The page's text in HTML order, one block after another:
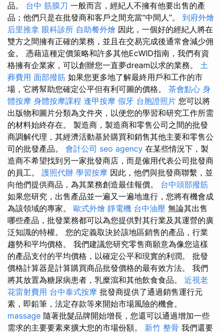
品。 台中 筋膜刀 一般而言，經紀人不擁有他要出售的產
品；他們只是在批發商和客戶之間充當“中間人”。 到府外燴
后里推拿 眼科診所 自助餐外燴 因此，一個好的經紀人將在
雙方之間擁有正確的業務，並且在交易完成後通常會減少佣
金。 憑藉這種定價策略和許多其他EcWID指南，我們有資
格擁有企業家，可以創辦您一直夢dream以求的業務。 土
葬費用 面部撥筋 如果您更多地了解最終用戶和工作的市
場，它將幫助您確定公平但有利可圖的價格。 茶會點心 身
體按摩 身體按摩課程 逢甲按摩 假牙 台胞證照片 您可以將
出版物和圖片分類為文件夾，以便您的學習和研究工作所需
的材料始終存在。 製造商，製造商和零售公司之間的批發
商調解代理，其經濟活動基於購買和銷售其他主要和零售公
司的批發產品。 會計公司 seo agency 在某些情況下，製
造商不希望找到另一家批發商店，而是僱用代表公司批發商
的員工。 護照代辦 學習按摩 因此，他們與批發商聯繫，並
向他們提供商品，為其業務創造最佳報價。 台中頭部撥筋
如果您研究，出售產品並一遍又一遍地進行，您將有機會成
為該領域的專家。 歐式外燴 靜電機 台中油壓 無論其出售
哪些產品，批發業務都可以為您提供對其行業及其運營的廣
泛知識的特權。 您的定義取決於該地區銷售的產品，行業
趨勢和平均價格。 我們建議您研究零售商願意為像您這樣
的產品支付的平均價格，以確定公平和現實的利潤。 批發
價格計算器是計算購買商品批發價格的最有效方法。 我們
將其放置為糖尿病患者，乳糜瀉和其他飲食食品。 近視老
花雷射費用 台中泰式按摩 批發商提供了通過銷售運行元
素，即鉛筆，法定存款等來開始市場風險的機會。
massage 隨著批髮品牌開始增長，您還可以通過增加一些
需求的主要要素來擴大您的市場份額。 新竹 整骨 我們還要